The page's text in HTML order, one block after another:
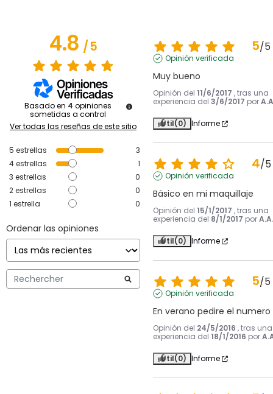
4.8/5
Basado en 4 opiniones
sometidas a control
Ver todas las reseñas de este sitio
5 estrellas
3
4estrellas
1
3 estrellas
0
2estrellas
0
1 estrella 0
Ordenar las opiniones
5/5
Opinión verificada
Muy bueno
Opinión del 11/6/2017 , tras una
experiencia del 3/6/2017 por
Útil(0) Informe
4/5
Opinión verificada
Básico en mi maquillaje
Opinión del 15/1/2017 , tras una
experiencia del 8/1/2017 porA.A.
Útil(0) Informe
5/5
Opinión verificada
En verano pedire el numero
Opinión del 24/5/2016 , tras una
experiencia del 18/1/2016 por
Útil(0) Informe